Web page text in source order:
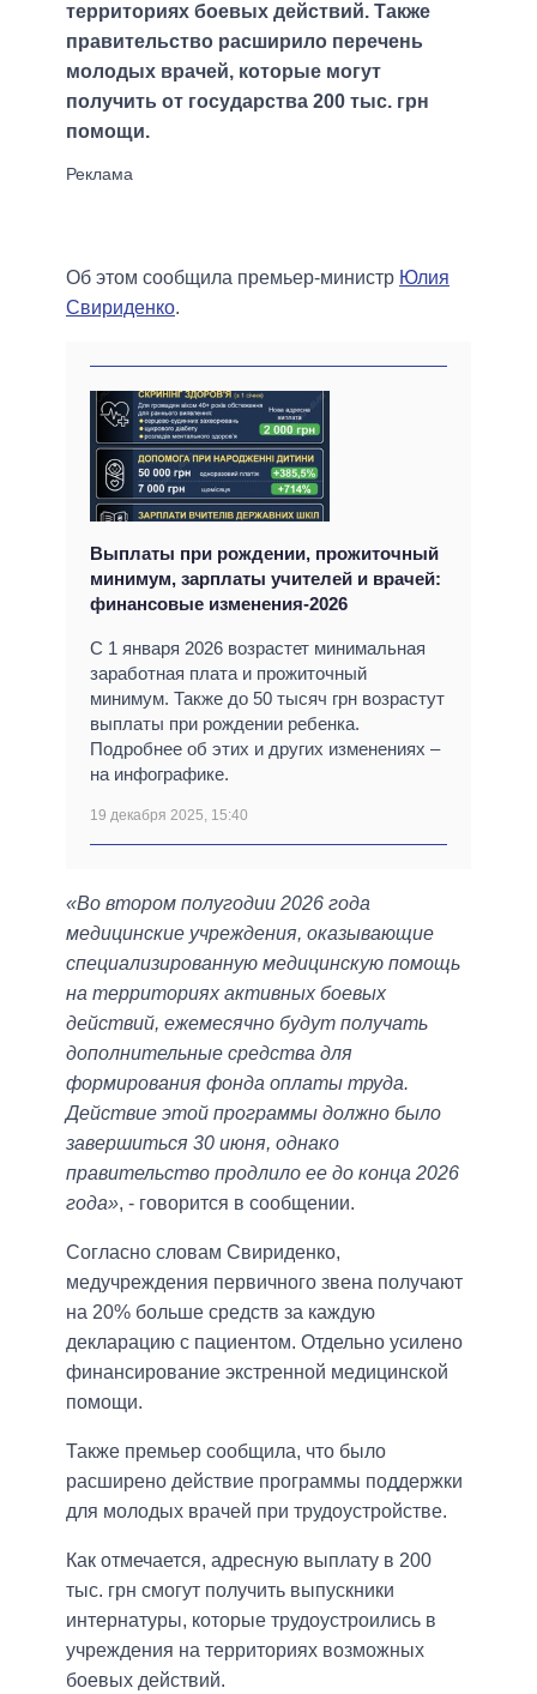
территориях боевых действий. Также
правительство расширило перечень
молодых врачей, которые могут
получить от государства 200 тыс. грн
помощи.
Об этом сообщила премьер-министр Юлия
Свириденко.
Выплаты при рождении, прожиточный
минимум, зарплаты учителей и врачей:
финансовые изменения-2026
С 1 января 2026 возрастет минимальная
заработная плата и прожиточный
минимум. Также до 50 тысяч грн возрастут
выплаты при рождении ребенка.
Подробнее об этих и других изменениях –
на инфографике.
19 декабря 2025, 15:40
«Во втором полугодии 2026 года
медицинские учреждения, оказывающие
специализированную медицинскую помощь
на территориях активных боевых
действий, ежемесячно будут получать
дополнительные средства для
формирования фонда оплаты труда.
Действие этой программы должно было
завершиться 30 июня, однако
правительство продлило ее до конца 2026
года», - говорится в сообщении.
Согласно словам Свириденко,
медучреждения первичного звена получают
на 20% больше средств за каждую
декларацию с пациентом. Отдельно усилено
финансирование экстренной медицинской
помощи.
Также премьер сообщила, что было
расширено действие программы поддержки
для молодых врачей при трудоустройстве.
Как отмечается, адресную выплату в 200
тыс. грн смогут получить выпускники
интернатуры, которые трудоустроились в
учреждения на территориях возможных
боевых действий.